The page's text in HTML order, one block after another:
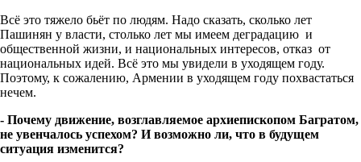
Всё это тяжело бьёт по людям. Надо сказать, сколько лет
Пашинян у власти, столько лет мы имеем деградацию и
общественной жизни, и национальных интересов, отказ от
национальных идей. Всё это мы увидели в уходящем году.
Поэтому, к сожалению, Армении в уходящем году похвастаться
нечем.
- Почему движение, возглавляемое архиепископом Багратом,
не увенчалось успехом? И возможно ли, что в будущем
ситуация изменится?